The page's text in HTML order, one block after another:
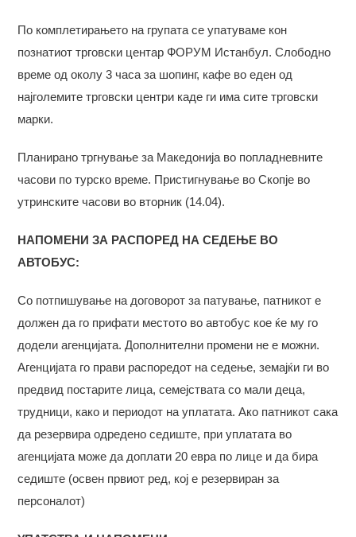
По комплетирањето на групата се упатуваме кон
познатиот трговски центар ФОРУМ Истанбул. Слободно
време од околу 3 часа за шопинг, кафе во еден од
најголемите трговски центри каде ги има сите трговски
марки.
Планирано тргнување за Македонија во попладневните
часови по турско време. Пристигнување во Скопје во
утринските часови во вторник (14.04).
НАПОМЕНИ ЗА РАСПОРЕД НА СЕДЕЊЕ ВО
АВТОБУС:
Со потпишување на договорот за патување, патникот е
должен да го прифати местото во автобус кое ќе му го
додели агенцијата. Дополнителни промени не е можни.
Агенцијата го прави распоредот на седење, земајќи ги во
предвид постарите лица, семејствата со мали деца,
трудници, како и периодот на уплатата. Ако патникот сака
да резервира одредено седиште, при уплатата во
агенцијата може да доплати 20 евра по лице и да бира
седиште (освен првиот ред, кој е резервиран за
персоналот)